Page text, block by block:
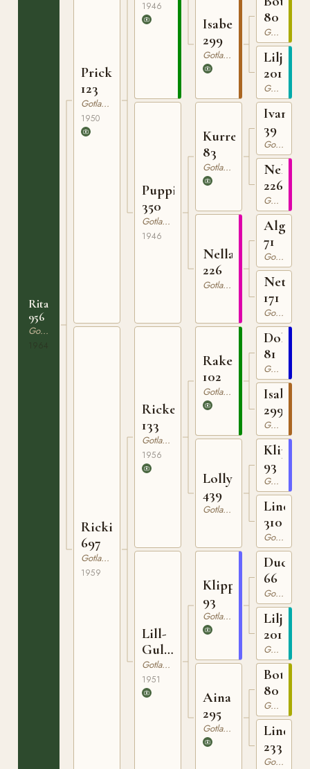
Rita
956
Gotlandsruss
Prick
123
Gotlandsruss
1950
Rickita
697
Gotlandsruss
1959
1946
Puppi
350
Gotlandsruss
1946
Ricken
133
Gotlandsruss
1956
Lill-
Gull
445Gotlandsruss
1951
Isabella
299
Gotlandsruss
Kurre
83
Gotlandsruss
Nella
226
Gotlandsruss
Raketen
102
Gotlandsruss
Lolly
439
Gotlandsruss
Klipp
93
Gotlandsruss
Aina
295
Gotlandsruss
80
Gotlandsruss
Liljan
201
Gotlandsruss
Ivan
39
Gotlandsruss
Nella
226
Gotlandsruss
Algo
71
Gotlandsruss
Netta
171
Gotlandsruss
81
Gotlandsruss
Isabella
299
Gotlandsruss
Klipp
93
Gotlandsruss
Linett
310
Gotlandsruss
Ducke
66
Gotlandsruss
Liljan
201
Gotlandsruss
Botajr
80
Gotlandsruss
Linda
233
Gotlandsruss